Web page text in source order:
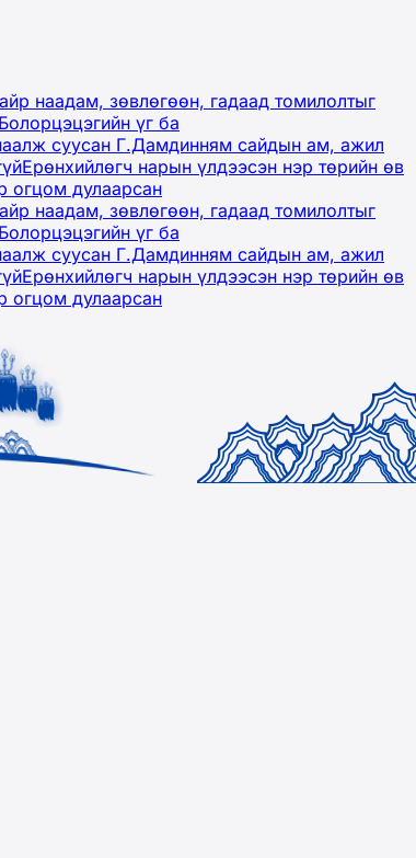
наадам, зөвлөгөөн, гадаад томилолтыг
үг ба
суусан Г.Дамдинням сайдын ам, ажил
Ерөнхийлөгч нарын үлдээсэн нэр төрийн өв
огцом дулаарсан
наадам, зөвлөгөөн, гадаад томилолтыг
үг ба
суусан Г.Дамдинням сайдын ам, ажил
Ерөнхийлөгч нарын үлдээсэн нэр төрийн өв
огцом дулаарсан